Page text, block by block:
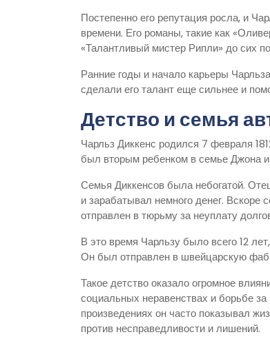
Постепенно его репутация росла, и
времени. Его романы, такие как
«Талантливый мистер Рипли» до сих
Ранние годы и начало карьеры
сделали его талант еще сильнее и
Детство и семья
Чарльз Диккенс родился 7 февраля
был вторым ребенком в семье Джона
Семья Диккенсов была небогатой.
и зарабатывал немного денег.
отправлен в тюрьму за неуплату
В это время Чарльзу было всего 12
Он был отправлен в швейцарскую
Такое детство оказало огромное
социальных неравенствах и борьбе
произведениях он часто показывал
против несправедливости и лишений.